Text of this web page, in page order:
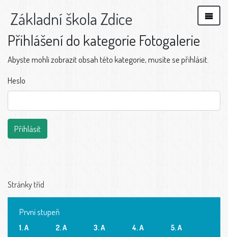
Základní škola Zdice
Přihlášení do kategorie Fotogalerie
Abyste mohli zobrazit obsah této kategorie, musíte se přihlásit.
Heslo
Stránky tříd
První stupeň
1. A 2. A 3. A 4. A 5. A